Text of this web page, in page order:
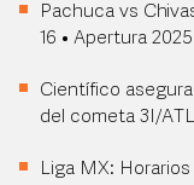
Pachuca vs
16 • Apertura 2025
Científico
del cometa 3I/
Liga MX: